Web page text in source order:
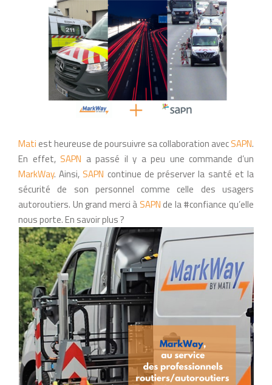
Mati est heureuse de poursuivre sa collaboration avecSAPN.
En effet, SAPN a passé il y a peu une commande d’un
MarkWay. Ainsi, SAPN continue de préserver la santé et la
sécurité de son personnel comme celle des usagers
autoroutiers. Un grand merci à SAPN de la #confiance qu’elle
nous porte. En savoir plus ?